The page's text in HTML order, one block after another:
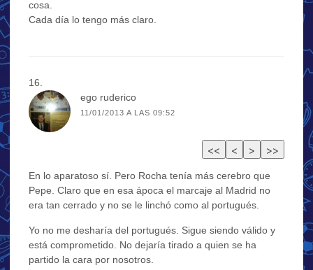
cosa.
Cada día lo tengo más claro.
ego ruderico
11/01/2013 A LAS 09:52
En lo aparatoso sí. Pero Rocha tenía más cerebro que
Pepe. Claro que en esa ápoca el marcaje al Madrid no
era tan cerrado y no se le linchó como al portugués.
Yo no me desharía del portugués. Sigue siendo válido y
está comprometido. No dejaría tirado a quien se ha
partido la cara por nosotros.